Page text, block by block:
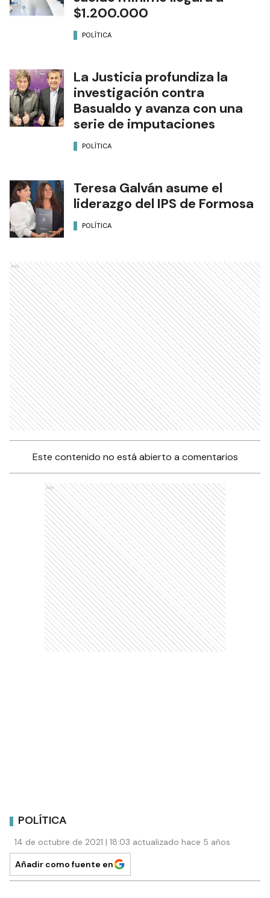
$1.200.000
POLÍTICA
La Justicia profundiza la
investigación contra
Basualdo y avanza con una
serie de imputaciones
POLÍTICA
Teresa Galván asume el
liderazgo del IPS de Formosa
POLÍTICA
Ads
Este contenido no está abierto a comentarios
Ads
POLÍTICA
14 de octubre de 2021 | 18:03 actualizado hace 5 años
Añadir como fuente en